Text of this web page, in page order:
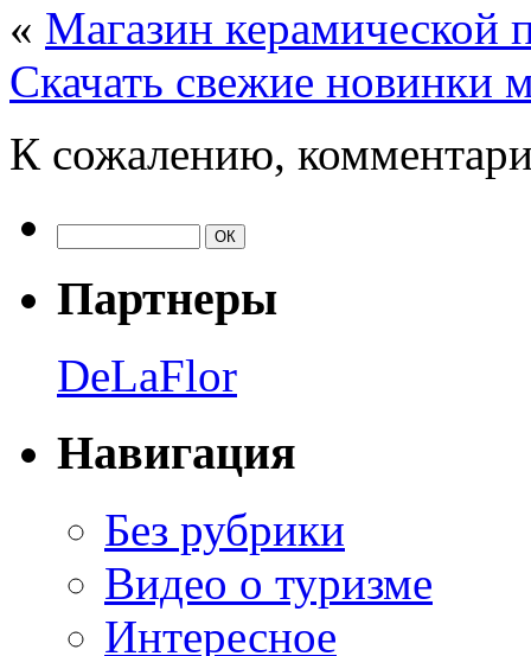
« Магазин керамической
Скачать свежие новинки
К сожалению,
Партнеры
DeLaFlor
Навигация
Без рубрики
Видео о туризме
Интересное